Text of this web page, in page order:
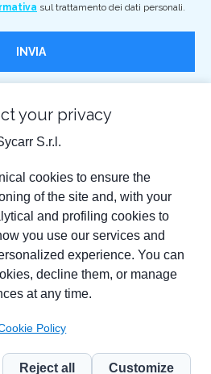
sul trattamento dei dati personali.
Vignola (MO) - Italia IT01790990368
2021 benefici rientranti
e nel regime de minimis per i
di pubblicazione nel Registro
Stato di cui all’art. 52 della L.
234/2012.
commercio di Modena per
your privacy
S.r.l.
cookies to ensure the
of the site and, with your
and profiling cookies to
you use our services and
experience. You can
decline them, or manage
at any time.
Policy
Reject all Customize